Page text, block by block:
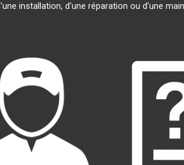
installation, d'une réparation ou d'une